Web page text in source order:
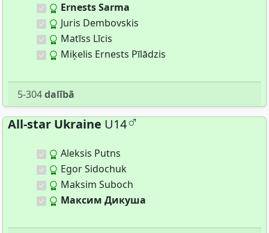
Ernests Sarma
Juris Dembovskis
Matīss Līcis
Miķelis Ernests Pīlādzis
5-304dalībā
All-star Ukraine U14
Aleksis Putns
Egor Sidochuk
Maksim Suboch
Максим Дикуша